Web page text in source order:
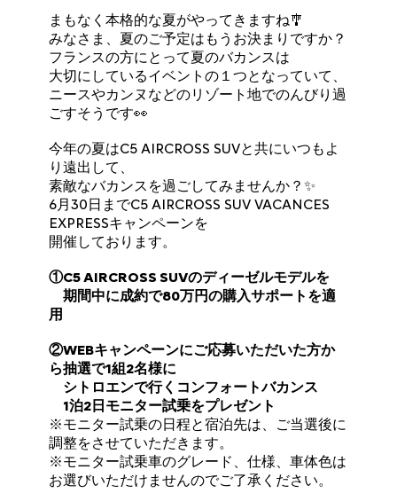
まもなく本格的な夏がやってきますね🎐
みなさま、夏のご予定はもうお決まりですか？
フランスの方にとって夏のバカンスは
大切にしているイベントの１つとなっていて、
ニースやカンヌなどのリゾート地でのんびり過
ごすそうです👀
今年の夏はC5 AIRCROSS SUVと共にいつもよ
り遠出して、
素敵なバカンスを過ごしてみませんか？✨
6月30日までC5 AIRCROSS SUV VACANCES
EXPRESSキャンペーンを
開催しております。
①C5 AIRCROSS SUVのディーゼルモデルを
期間中に成約で80万円の購入サポートを適
用
②WEBキャンペーンにご応募いただいた方か
ら抽選で1組2名様に
シトロエンで行くコンフォートバカンス
1泊2日モニター試乗をプレゼント
※モニター試乗の日程と宿泊先は、ご当選後に
調整をさせていただきます。
※モニター試乗車のグレード、仕様、車体色は
お選びいただけませんのでご了承ください。